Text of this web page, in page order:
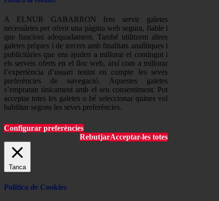
A ELNUR GABARRON fem servir galetes
necessàries per oferir una pàgina web segura, fiable i
que funcioni adequadament. També utilitzem altres
galetes pròpies i de tercers amb finalitats analítiques i
publicitàries que ens ajuden a millorar el contingut i
els serveis oferts en el lloc web, així com a millorar
l’experiència d’usuari tenint en compte les seves
preferències de navegació. Aquestes galetes
s’empraran únicament amb el seu consentiment. Pot
acceptar totes les galetes o bé seleccionar quines vol
habilitar segons les seves preferències.
Configurar preferències
RebutjarAcceptar-les totes
Tanca
Política de Cookies